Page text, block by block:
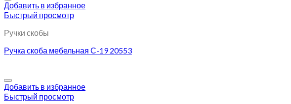
Добавить в избранное
Быстрый просмотр
Ручки скобы
Ручка скоба мебельная С-19 20553
Добавить в избранное
Быстрый просмотр